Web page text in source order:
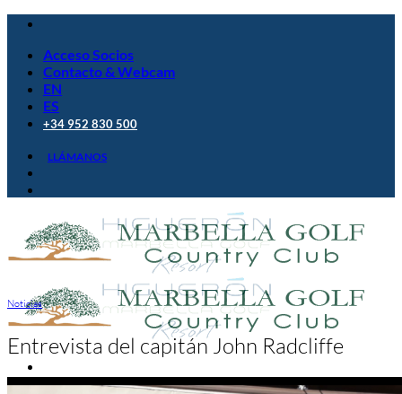
Saltar
contenidoAcceso Socios
Contacto & Webcam
EN
ES
+34 952 830 500
LLÁMANOS
Noticias
Entrevista del capitán John Radcliffe